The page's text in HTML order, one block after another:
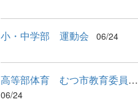
小・中学部 運動会 06/24
高等部体育 むつ市教育委員会教育長来校
06/24